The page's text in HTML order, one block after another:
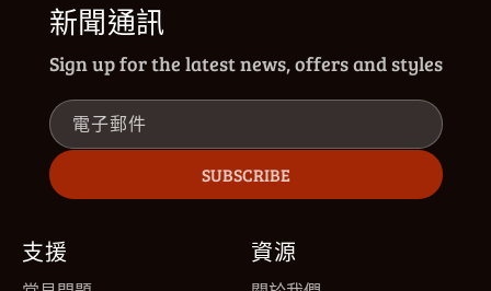
新聞通訊
Sign up for the latest news, offers and styles
電子郵件
SUBSCRIBE
支援 資源